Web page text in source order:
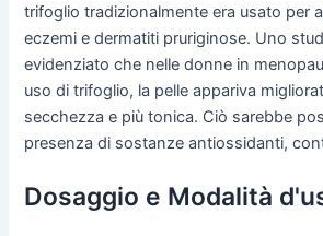
trifoglio tradizionalmente era usato per
eczemi e dermatiti pruriginose. Uno
evidenziato che nelle donne in
uso di trifoglio, la pelle appariva
secchezza e più tonica. Ciò sarebbe
presenza di sostanze antiossidanti,
Dosaggio e Modalità